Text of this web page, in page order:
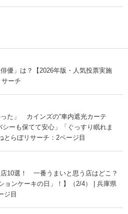
優」は？【2026年版・人気投票実施
ーチ
った」 カインズの“車内遮光カーテ
ーも保てて安心」「ぐっすり眠れま
とらぼリサーチ：2ページ目
10選！ 一番うまいと思う店はどこ？
ョンケーキの日」！】（2/4） | 兵庫県
ジ目